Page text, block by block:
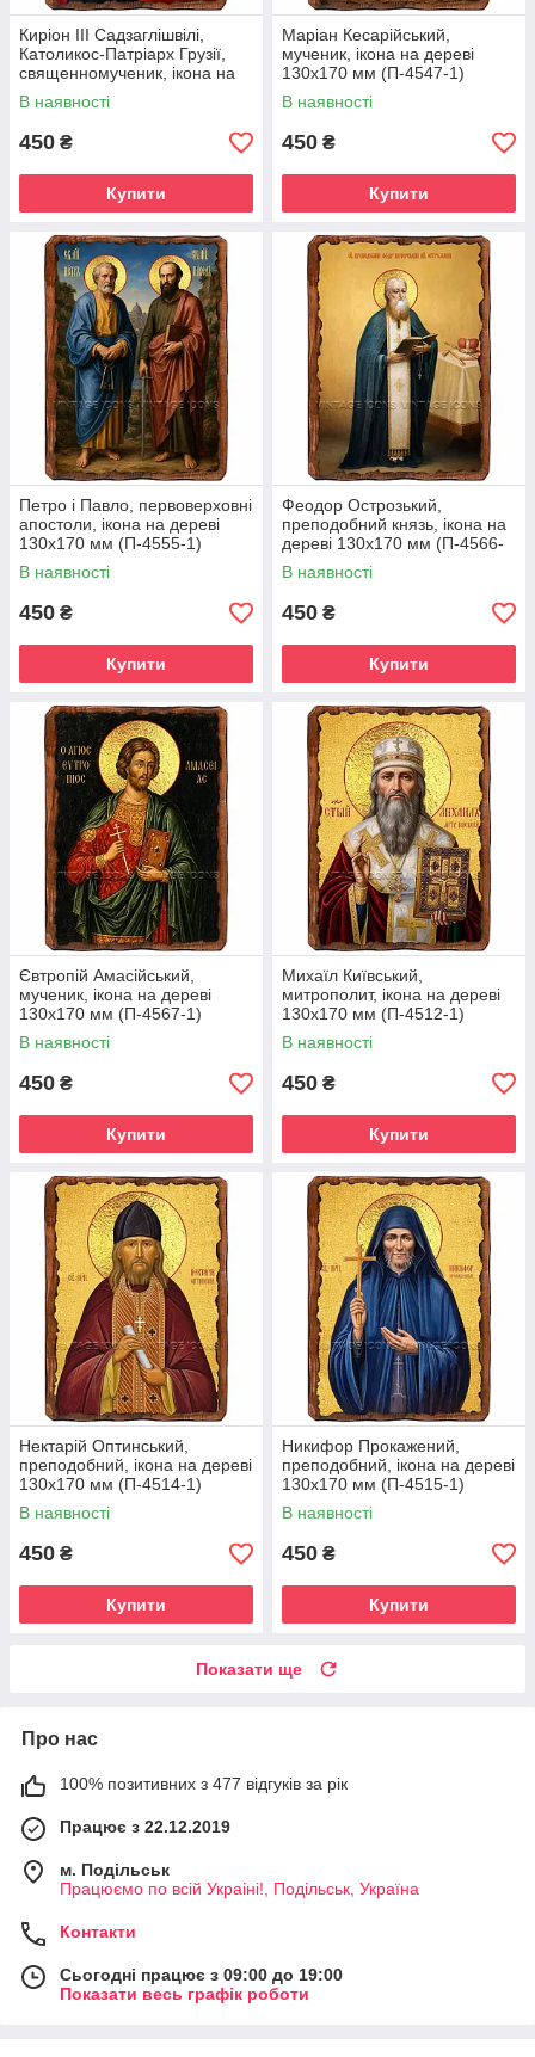
Киріон III Садзаглішвілі,
Католикос-Патріарх Грузії,
священномученик, ікона на
дереві 130х170 мм (П-4544-
1)
В наявності
450 ₴
Купити
Маріан Кесарійський,
мученик, ікона на дереві
130х170 мм (П-4547-1)
В наявності
450 ₴
Купити
Петро і Павло, первоверховні
апостоли, ікона на дереві
130х170 мм (П-4555-1)
В наявності
450 ₴
Купити
Феодор Острозький,
преподобний князь, ікона на
дереві 130х170 мм (П-4566-
1)
В наявності
450 ₴
Купити
Євтропій Амасійський,
мученик, ікона на дереві
130х170 мм (П-4567-1)
В наявності
450 ₴
Купити
Михаїл Київський,
митрополит, ікона на дереві
130х170 мм (П-4512-1)
В наявності
450 ₴
Купити
Нектарій Оптинський,
преподобний, ікона на дереві
130х170 мм (П-4514-1)
В наявності
450 ₴
Купити
Никифор Прокажений,
преподобний, ікона на дереві
130х170 мм (П-4515-1)
В наявності
450 ₴
Купити
Показати ще
Про нас
100% позитивних з 477 відгуків за рік
Працює з 22.12.2019
м. Подільськ
Працюємо по всій Украіні!, Подільськ, Україна
Контакти
Сьогодні працює з 09:00 до 19:00
Показати весь графік роботи